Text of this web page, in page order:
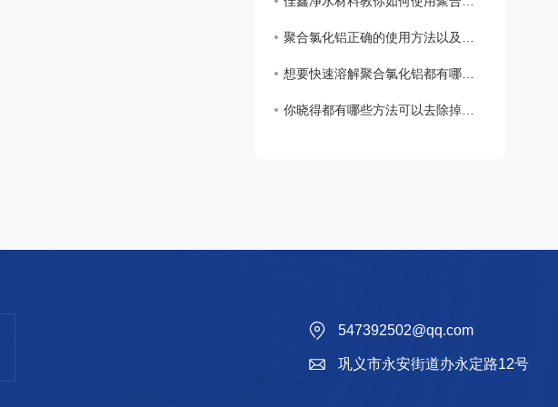
聚合氯化铝正确的使用方法以及浓度配比
想要快速溶解聚合氯化铝都有哪些事项是需要注意的你知道么？
你晓得都有哪些方法可以去除掉黏在衣服上聚丙烯酰胺么？
547392502@qq.com
巩义市永安街道办永定路12号